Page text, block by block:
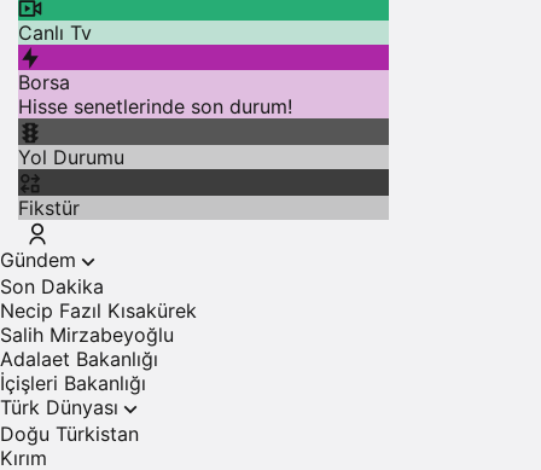
Canlı Tv
Borsa
Hisse senetlerinde son durum!
Yol Durumu
Fikstür
Gündem
Son Dakika
Necip Fazıl Kısakürek
Salih Mirzabeyoğlu
Adalaet Bakanlığı
İçişleri Bakanlığı
Türk Dünyası
Doğu Türkistan
Kırım